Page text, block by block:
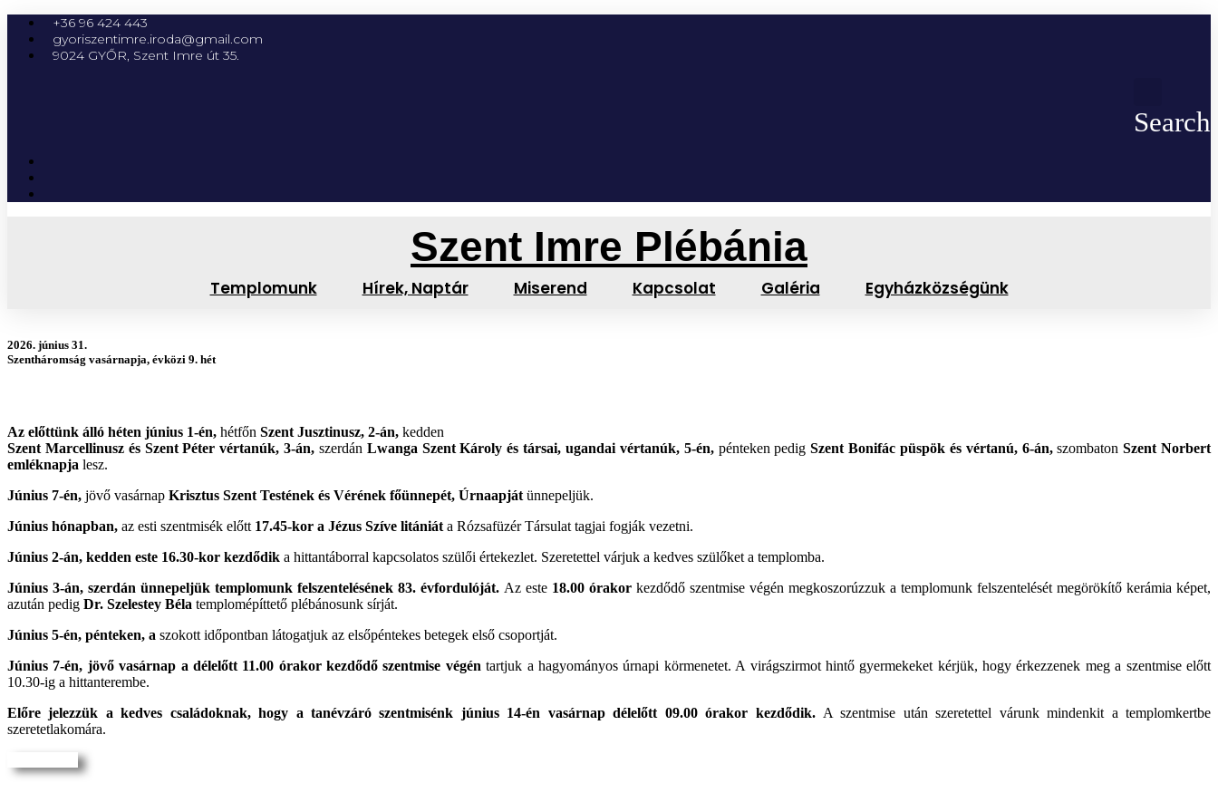
+36 96 424 443
gyoriszentimre.iroda@gmail.com
9024 GYŐR, Szent Imre út 35.
Search
Szent Imre Plébánia
Templomunk Hírek, Naptár Miserend Kapcsolat Galéria Egyházközségünk
2026. június 31.
Szentháromság vasárnapja, évközi 9. hét
Az előttünk álló héten június 1-én, hétfőn Szent Jusztinusz, 2-án, kedden
Szent Marcellinusz és Szent Péter vértanúk, 3-án, szerdán Lwanga Szent Károly és társai, ugandai vértanúk, 5-én, pénteken pedigSzent Bonifác püspök és vértanú, 6-án,szombaton Szent Norbert
emléknapja lesz.
Június 7-én, jövő vasárnap Krisztus Szent Testének és Vérének főünnepét, Úrnaapját ünnepeljük.
Június hónapban, az esti szentmisék előtt 17.45-kor a Jézus Szíve litániát a Rózsafüzér Társulat tagjai fogják vezetni.
Június 2-án, kedden este 16.30-kor kezdődik a hittantáborral kapcsolatos szülői értekezlet. Szeretettel várjuk a kedves szülőket a templomba.
Június 3-án, szerdán ünnepeljük templomunk felszentelésének 83. évfordulóját. Az este 18.00 órakor kezdődő szentmise végén megkoszorúzzuk a templomunk felszentelését megörökítő kerámia képet,
azután pedig Dr. Szelestey Béla templomépíttető plébánosunk sírját.
Június 5-én, pénteken, a szokott időpontban látogatjuk az elsőpéntekes betegek első csoportját.
Június 7-én, jövő vasárnap a délelőtt 11.00 órakor kezdődő szentmise végéntartjuk a hagyományos úrnapi körmenetet. A virágszirmot hintő gyermekeket kérjük, hogy érkezzenek meg a szentmise előtt
10.30-ig a hittanterembe.
Előre jelezzük a kedves családoknak, hogy a tanévzáró szentmisénk június 14-én vasárnap délelőtt 09.00 órakor kezdődik. A szentmise után szeretettel várunk mindenkit a templomkertbe
szeretetlakomára.